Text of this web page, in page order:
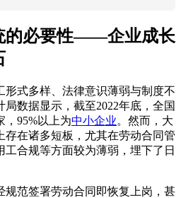
的必要性——企业成长
形式多样、法律意识薄弱与制度不
数据显示，截至2022年底，全国
，95%以上为中小企业。然而，大
存在诸多短板，尤其在劳动合同管
合规等方面较为薄弱，埋下了日
规范签署劳动合同即恢复上岗，甚